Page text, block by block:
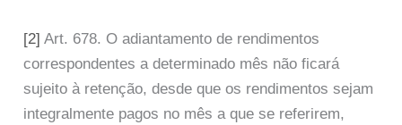
[2] Art. 678. O adiantamento de rendimentos
correspondentes a determinado mês não ficará
sujeito à retenção, desde que os rendimentos sejam
integralmente pagos no mês a que se referirem,